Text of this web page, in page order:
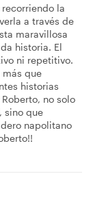
la
a través de
maravillosa
historia. El
ni repetitivo.
más que
historias
no solo
sino que
napolitano